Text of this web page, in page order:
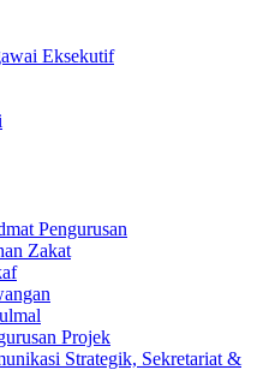
Eksekutif
Pengurusan
Zakat
Projek
Strategik, Sekretariat &